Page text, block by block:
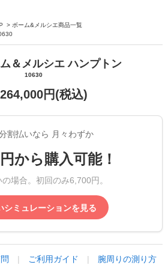
> ボーム&メルシエ商品一覧
＆メルシエ ハンプトン
10630
264,000円(税込)
割払いなら 月々わずか
円から購入可能！
場合。初回のみ6,700円。
シミュレーションを見る
| ご利用ガイド | 腕周りの測り方